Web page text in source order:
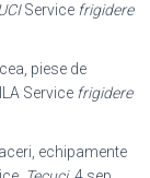
Service frigidere
piese de
Service frigidere
echipamente